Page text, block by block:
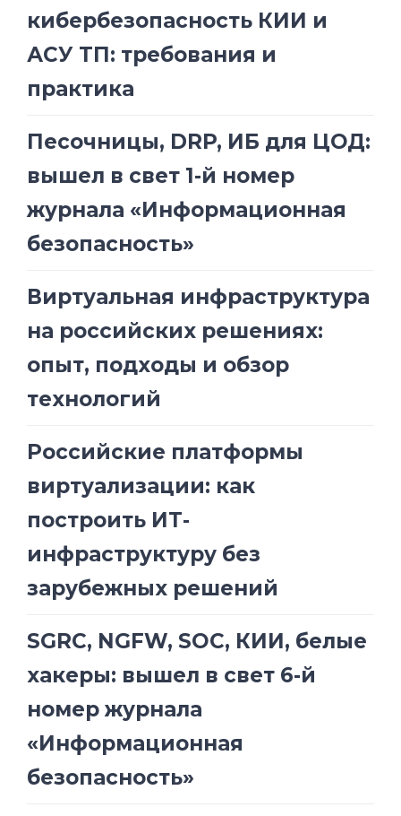
кибербезопасность КИИ и
АСУ ТП: требования и
практика
Песочницы, DRP, ИБ для ЦОД:
вышел в свет 1-й номер
журнала «Информационная
безопасность»
Виртуальная инфраструктура
на российских решениях:
опыт, подходы и обзор
технологий
Российские платформы
виртуализации: как
построить ИТ-
инфраструктуру без
зарубежных решений
SGRC, NGFW, SOC, КИИ, белые
хакеры: вышел в свет 6-й
номер журнала
«Информационная
безопасность»